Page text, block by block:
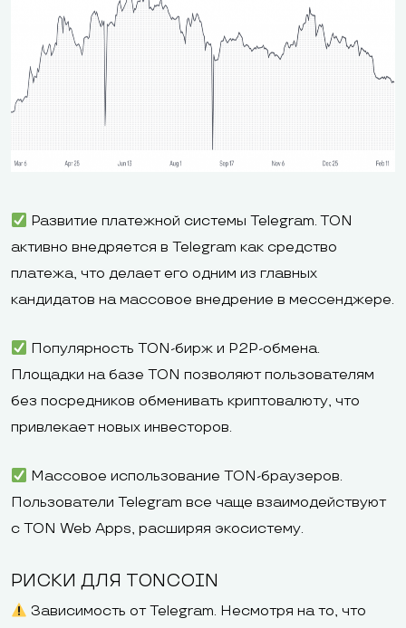
Развитие платежной системы Telegram. TON
активно внедряется в Telegram как средство
платежа, что делает его одним из главных
кандидатов на массовое внедрение в мессенджере.
Популярность TON-бирж и P2P-обмена.
Площадки на базе TON позволяют пользователям
без посредников обменивать криптовалюту, что
привлекает новых инвесторов.
Массовое использование TON-браузеров.
Пользователи Telegram все чаще взаимодействуют
с TON Web Apps, расширяя экосистему.
РИСКИ ДЛЯ TONCOIN
Зависимость от Telegram. Несмотря на то, что